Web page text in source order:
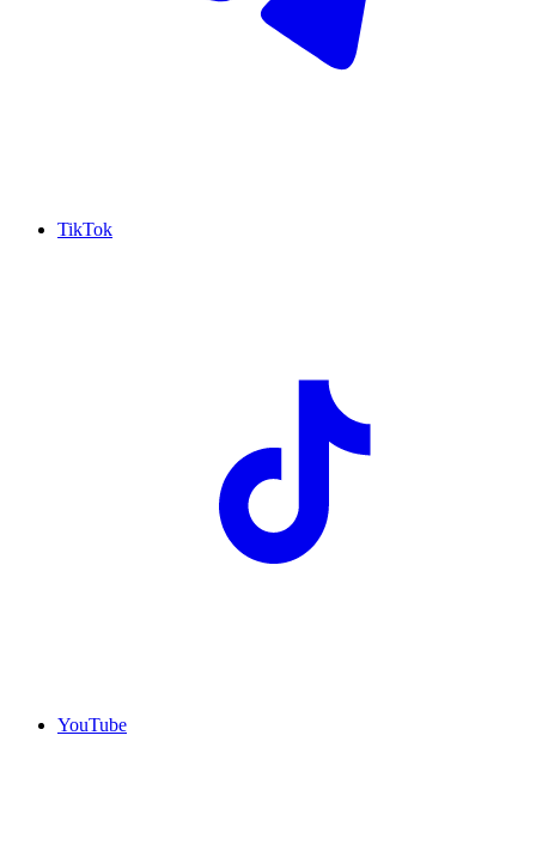
TikTok
YouTube